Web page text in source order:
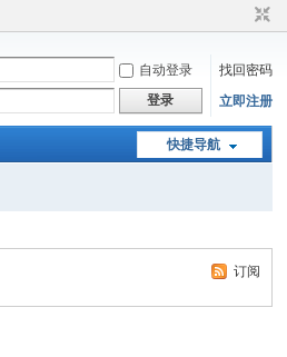
自动登录
找回密码
登录 立即注册
快捷导航
订阅